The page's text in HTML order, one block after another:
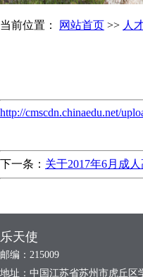
当前位置： 网站首页 >> 人
http://cmscdn.chinaedu.net/
下一条： 关于2017年6月成
乐天使
邮编：215009
地址：中国江苏省苏州市虎丘区